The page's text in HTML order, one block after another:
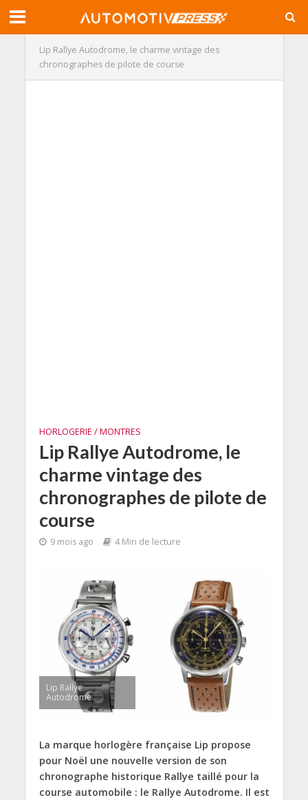
Lip Rallye Autodrome, le charme vintage des
chronographes de pilote de course
HORLOGERIE / MONTRES
Lip Rallye Autodrome, le
charme vintage des
chronographes de pilote de
course
9 mois ago 4 Min de lecture
Lip Rallye
Autodrome
La marque horlogère française Lip propose
pour Noël une nouvelle version de son
chronographe historique Rallye taillé pour la
course automobile : le Rallye Autodrome. Il est